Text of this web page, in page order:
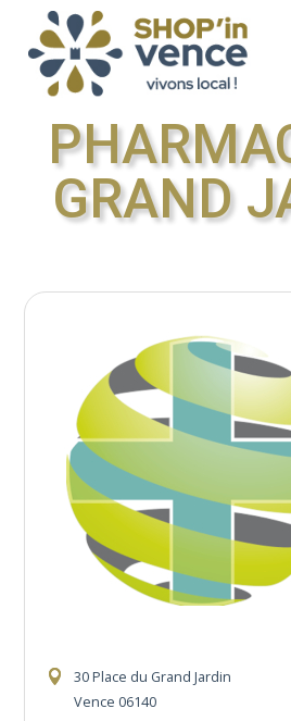
GRAND
30 Place du Grand Jardin
Vence 06140